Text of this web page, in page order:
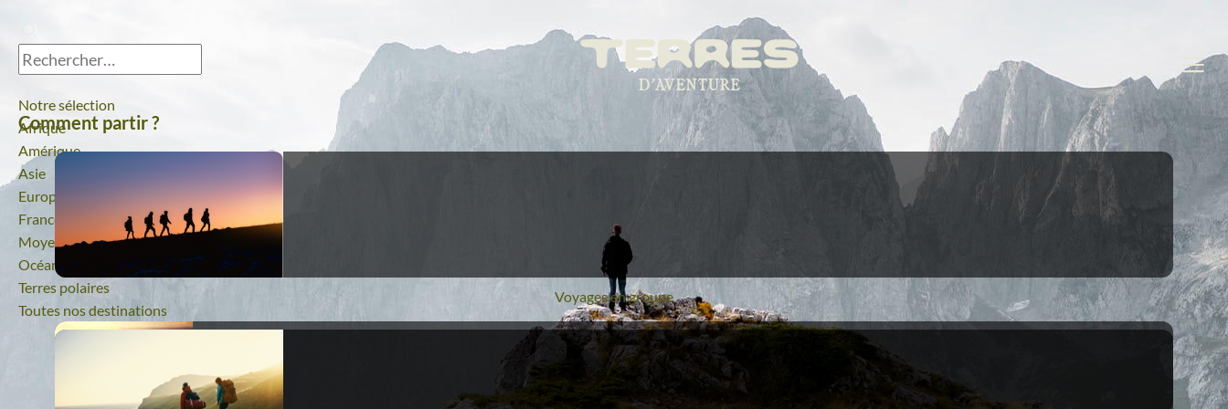
Notre sélection
Afrique
Amérique
Asie
Europe
France
Moyen-Orient
Océanie
Terres polaires
Toutes nos destinations
Comment partir ?
Voyages en groupe